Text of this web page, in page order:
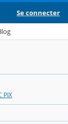
Se connecter
PIX